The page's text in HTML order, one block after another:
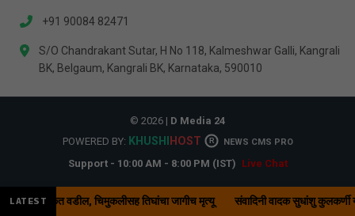
+91 90084 82471
S/O Chandrakant Sutar, H No 118, Kalmeshwar Galli, Kangrali
BK, Belgaum, Kangrali BK, Karnataka, 590010
© 2026 | D Media 24
POWERED BY: KHUSHI HOST R NEWS CMS PRO
Support - 10:00 AM - 8:00 PM (IST) Live Chat
LATEST
धडकेत वडील, चिमुकलीसह तिघांचा जागीच मृत्यू संवादिनी वादक सुधांशु कुलकर्णी यांना